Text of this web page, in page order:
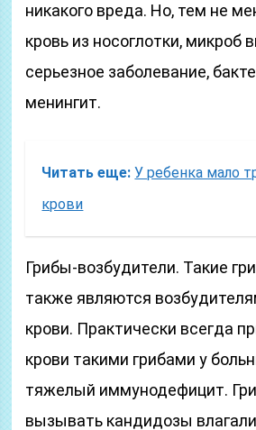
никакого вреда. Но, тем не
кровь из носоглотки, микроб
серьезное заболевание,
менингит.
Читать еще: У ребенка мало
крови
Грибы-возбудители. Такие
также являются
крови. Практически всегда
крови такими грибами у
тяжелый иммунодефицит.
вызывать кандидозы